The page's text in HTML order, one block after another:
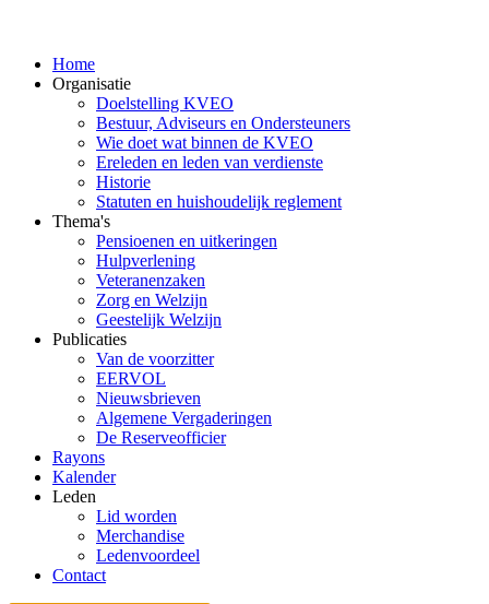
Home
Organisatie
Doelstelling KVEO
Bestuur, Adviseurs en Ondersteuners
Wie doet wat binnen de KVEO
Ereleden en leden van verdienste
Historie
Statuten en huishoudelijk reglement
Thema's
Pensioenen en uitkeringen
Hulpverlening
Veteranenzaken
Zorg en Welzijn
Geestelijk Welzijn
Publicaties
Van de voorzitter
EERVOL
Nieuwsbrieven
Algemene Vergaderingen
De Reserveofficier
Rayons
Kalender
Leden
Lid worden
Merchandise
Ledenvoordeel
Contact